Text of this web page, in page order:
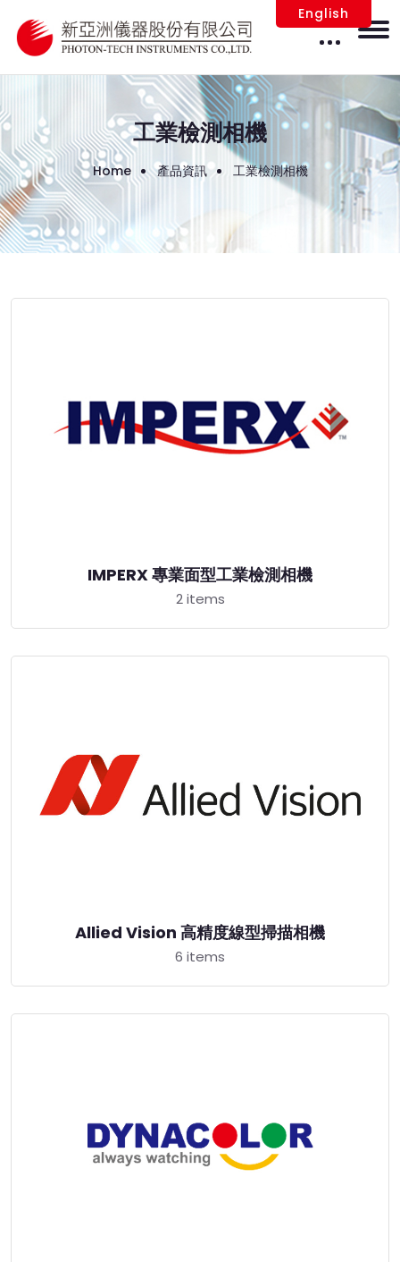
English
工業檢測相機
Home 產品資訊 工業檢測相機
IMPERX 專業面型工業檢測相機
2 items
Allied Vision 高精度線型掃描相機
6 items